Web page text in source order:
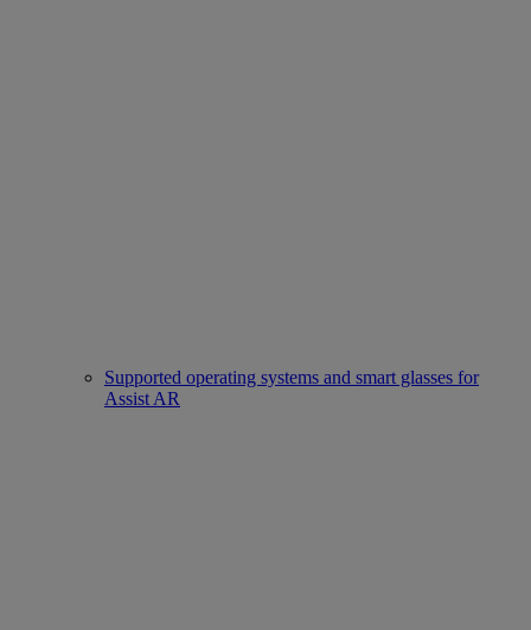
Supported operating systems and smart glasses for
Assist AR